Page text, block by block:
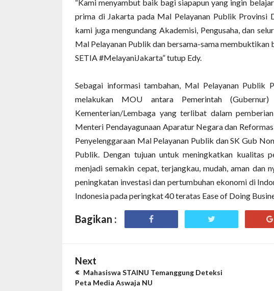
“Kami menyambut baik bagi siapapun yang ingin
prima di Jakarta pada Mal Pelayanan Publik Provinsi
kami juga mengundang Akademisi, Pengusaha, dan
Mal Pelayanan Publik dan bersama-sama
SETIA #MelayaniJakarta” tutup Edy.
Sebagai informasi tambahan, Mal Pelayanan Publik
melakukan MOU antara Pemerintah
Kementerian/Lembaga yang terlibat dalam
Menteri Pendayagunaan Aparatur Negara dan
Penyelenggaraan Mal Pelayanan Publik dan SK Gub
Publik. Dengan tujuan untuk meningkatkan kualitas
menjadi semakin cepat, terjangkau, mudah, aman dan
peningkatan investasi dan pertumbuhan ekonomi di
Indonesia pada peringkat 40 teratas Ease of Doing
Bagikan :
Next
Mahasiswa STAINU Temanggung Deteksi
Peta Media Aswaja NU